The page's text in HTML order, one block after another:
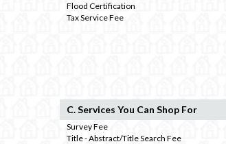
Flood Certification
Tax Service Fee
C. Services You Can Shop For
Survey Fee
Title - Abstract/Title Search Fee